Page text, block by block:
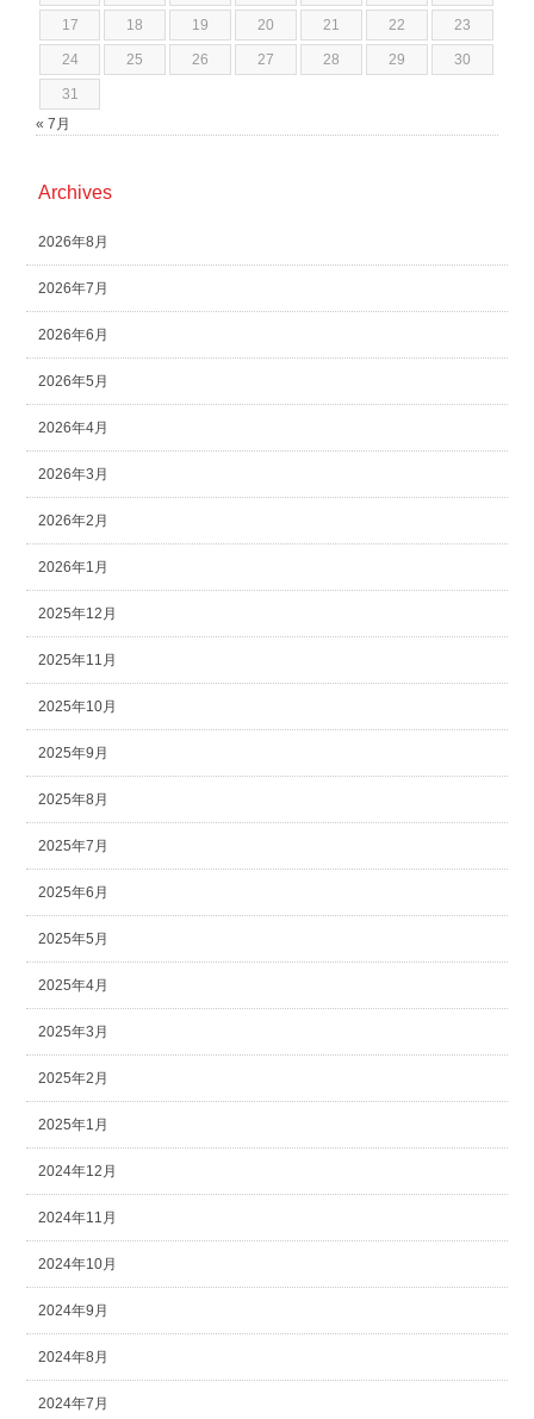
17 18 19 20 21 22 23
24 25 26 27 28 29 30
31
« 7月
Archives
2026年8月
2026年7月
2026年6月
2026年5月
2026年4月
2026年3月
2026年2月
2026年1月
2025年12月
2025年11月
2025年10月
2025年9月
2025年8月
2025年7月
2025年6月
2025年5月
2025年4月
2025年3月
2025年2月
2025年1月
2024年12月
2024年11月
2024年10月
2024年9月
2024年8月
2024年7月